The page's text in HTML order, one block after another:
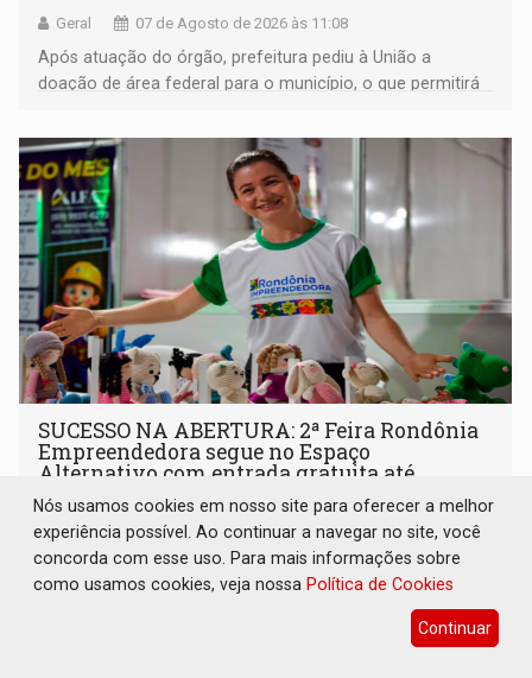
Geral 07 de Agosto de 2026 às 11:08
Após atuação do órgão, prefeitura pediu à União a
doação de área federal para o município, o que permitirá
SUCESSO NA ABERTURA: 2ª Feira Rondônia
Empreendedora segue no Espaço
Alternativo com entrada gratuita até
domingo
Comunidade 07 de Agosto de 2026 às 10:40
Programação reúne em um só lugar o melhor da
economia criativa do estado
Nós usamos cookies em nosso site para oferecer a melhor
experiência possível. Ao continuar a navegar no site, você
concorda com esse uso. Para mais informações sobre
como usamos cookies, veja nossa Política de Cookies
Continuar